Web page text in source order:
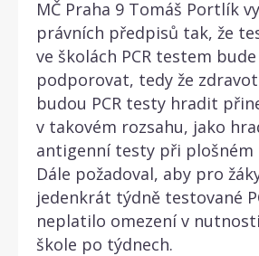
MČ Praha 9 Tomáš Portlík
právních předpisů tak, že
ve školách PCR testem
podporovat, tedy že
budou PCR testy hradit
v takovém rozsahu, jako
antigenní testy při plošném
Dále požadoval, aby pro
jedenkrát týdně testované
neplatilo omezení v
škole po týdnech.